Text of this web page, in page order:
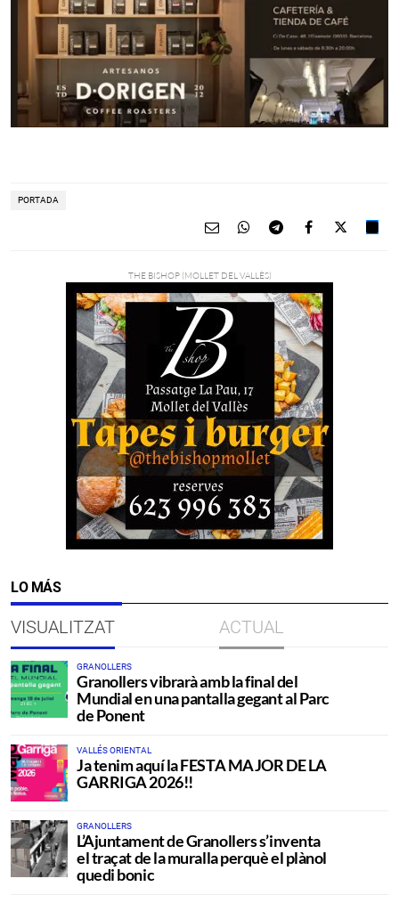
PORTADA
LO MÁS
VISUALITZAT ACTUAL
GRANOLLERS
Granollers vibrarà amb la final del
Mundial en una pantalla gegant al Parc
de Ponent
VALLÉS ORIENTAL
Ja tenim aquí la FESTA MAJOR DE LA
GARRIGA 2026!!
GRANOLLERS
L’Ajuntament de Granollers s’inventa
el traçat de la muralla perquè el plànol
quedi bonic